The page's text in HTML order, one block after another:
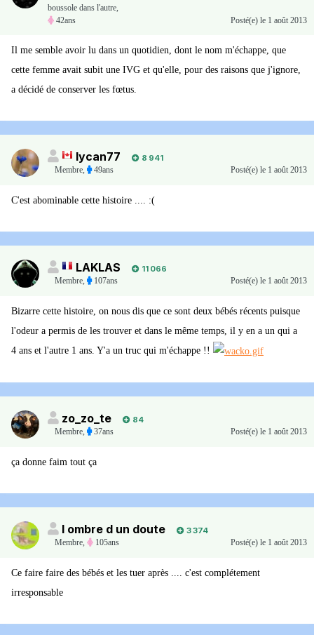
boussole dans l'autre,
42ans
Posté(e) le 1 août 2013
Il me semble avoir lu dans un quotidien, dont le nom m'échappe, que
cette femme avait subit une IVG et qu'elle, pour des raisons que j'ignore,
a décidé de conserver les fœtus.
lycan77
8 941
Membre, 49ans Posté(e) le 1 août 2013
C'est abominable cette histoire .... :(
LAKLAS
11 066
Membre, 107ans Posté(e) le 1 août 2013
Bizarre cette histoire, on nous dis que ce sont deux bébés récents puisque
l'odeur a permis de les trouver et dans le même temps, il y en a un qui a
4 ans et l'autre 1 ans. Y'a un truc qui m'échappe !!
zo_zo_te
84
Membre, 37ans Posté(e) le 1 août 2013
ça donne faim tout ça
l ombre d un doute
3 374
Membre, 105ans Posté(e) le 1 août 2013
Ce faire faire des bébés et les tuer après .... c'est complétement
irresponsable